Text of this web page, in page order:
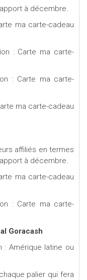
à décembre.
ma carte-cadeau
: Carte ma carte-
: Carte ma carte-
ma carte-cadeau
affiliés en termes
à décembre.
ma carte-cadeau
: Carte ma carte-
Goracash
: Amérique latine ou
palier qui fera